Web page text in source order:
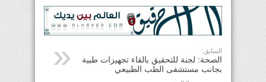
السابق:
الصحة: لجنة للتحقيق بالقاء تجهيزات طبية
بجانب مستشفى الطب الطبيعي